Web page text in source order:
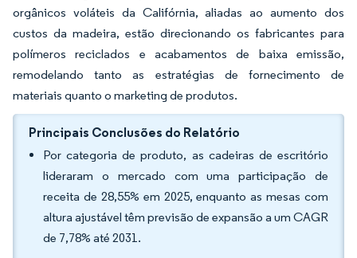
orgânicos voláteis da Califórnia, aliadas ao aumento dos
custos da madeira, estão direcionando os fabricantes para
polímeros reciclados e acabamentos de baixa emissão,
remodelando tanto as estratégias de fornecimento de
materiais quanto o marketing de produtos.
Principais Conclusões do Relatório
Por categoria de produto, as cadeiras de escritório
lideraram o mercado com uma participação de
receita de 28,55% em 2025, enquanto as mesas com
altura ajustável têm previsão de expansão a um CAGR
de 7,78% até 2031.